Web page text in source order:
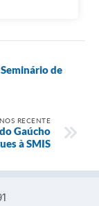
de
RECENTE
Gaúcho
à SMIS